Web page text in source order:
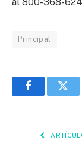
Principal
Facebook